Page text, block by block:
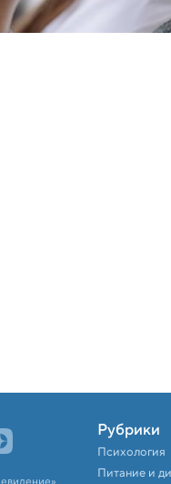
Рубрики
Психология
Питание и